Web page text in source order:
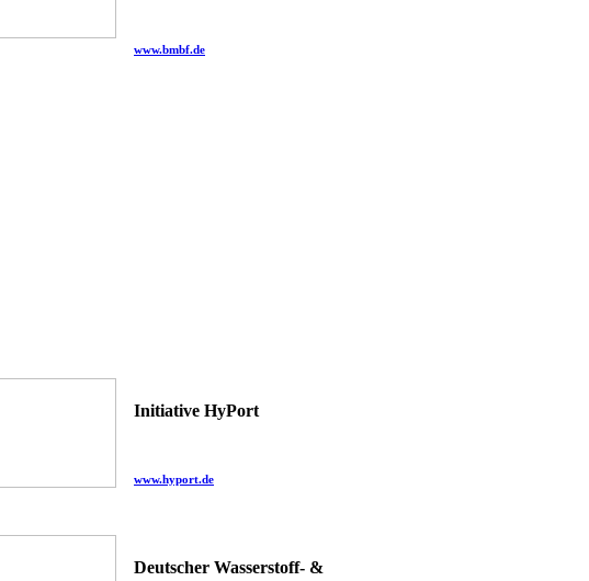
www.bmbf.de
Initiative HyPort
www.hyport.de
Deutscher Wasserstoff- &